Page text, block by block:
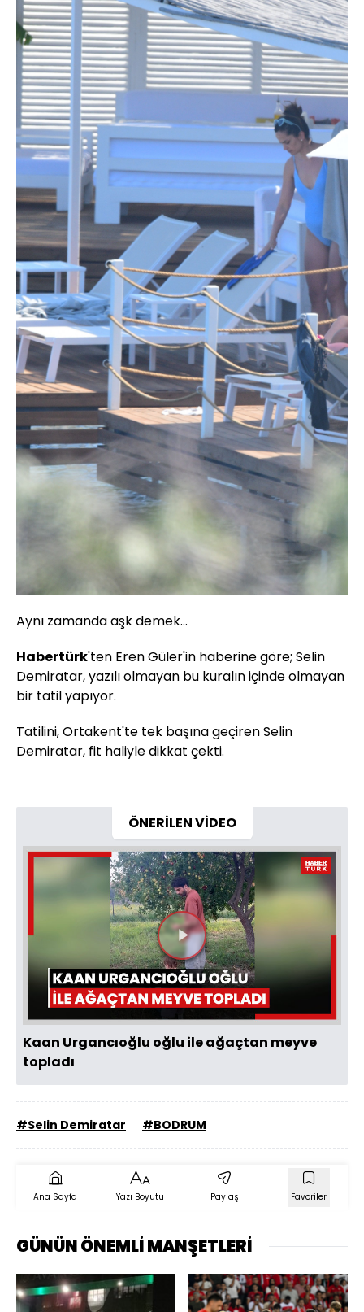
Aynı zamanda aşk demek...
Habertürk'ten Eren Güler'in haberine göre; Selin
Demiratar, yazılı olmayan bu kuralın içinde olmayan
bir tatil yapıyor.
Tatilini, Ortakent'te tek başına geçiren Selin
Demiratar, fit haliyle dikkat çekti.
ÖNERİLEN VİDEO
Videoyu
Oynat
Kaan Urgancıoğlu oğlu ile ağaçtan meyve
topladı
#Selin Demiratar #BODRUM
Ana Sayfa Yazı Boyutu Paylaş Favoriler
GÜNÜN ÖNEMLİ MANŞETLERİ